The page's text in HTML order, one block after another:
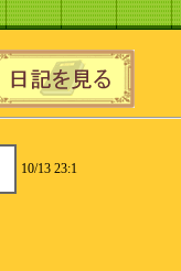
10/13 23:1